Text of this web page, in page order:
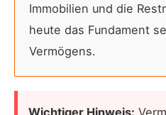
Immobilien und die
heute das Fundament
Vermögens.
Wichtiger Hinweis: